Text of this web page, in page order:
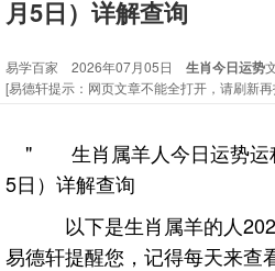
订！！
2025-10-01
2026丙午年铁笔居士精批年运说明
易德轩通告：本网站易德轩商标及
月5日）详解查询
易学百家 2026年07月05日 生肖今日运势
[易德轩提示：网页文章不能全打开，请刷新
" 生肖属羊人今日运势运
5日）详解查询
以下是生肖属羊的人
易德轩提醒您，记得每天来查